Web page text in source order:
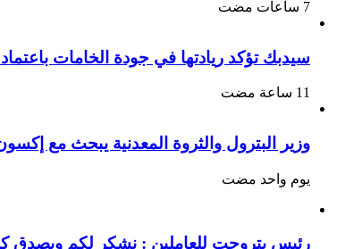
سيدبك تؤكد ريادتها في جودة الخامات
وزير البترول والثروة المعدنية يبحث مع
‏يوم واحد مضت
رئيس بتروجت للعاملين : نشكر لكم وبصدق كل